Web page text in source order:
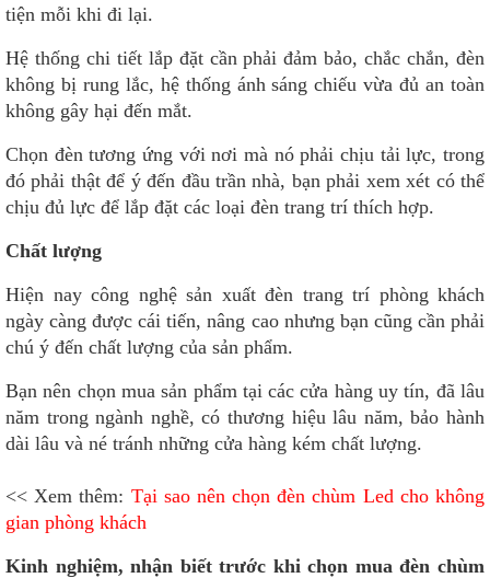
tiện mỗi khi đi lại.
Hệ thống chi tiết lắp đặt cần phải đảm bảo, chắc chắn, đèn
không bị rung lắc, hệ thống ánh sáng chiếu vừa đủ an toàn
không gây hại đến mắt.
Chọn đèn tương ứng với nơi mà nó phải chịu tải lực, trong
đó phải thật để ý đến đầu trần nhà, bạn phải xem xét có thể
chịu đủ lực để lắp đặt các loại đèn trang trí thích hợp.
Chất lượng
Hiện nay công nghệ sản xuất đèn trang trí phòng khách
ngày càng được cái tiến, nâng cao nhưng bạn cũng cần phải
chú ý đến chất lượng của sản phẩm.
Bạn nên chọn mua sản phẩm tại các cửa hàng uy tín, đã lâu
năm trong ngành nghề, có thương hiệu lâu năm, bảo hành
dài lâu và né tránh những cửa hàng kém chất lượng.
<< Xem thêm: Tại sao nên chọn đèn chùm Led cho không
gian phòng khách
Kinh nghiệm, nhận biết trước khi chọn mua đèn chùm